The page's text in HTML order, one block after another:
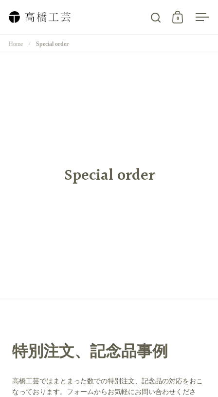
検索を開くカートを開
0
メ
Home / Special order
Special order
特別注文、記念品事例
高橋工芸ではまとまった数での特別注文、記念品の対応をおこ
なっております。フォームからお気軽にお問い合わせくださ